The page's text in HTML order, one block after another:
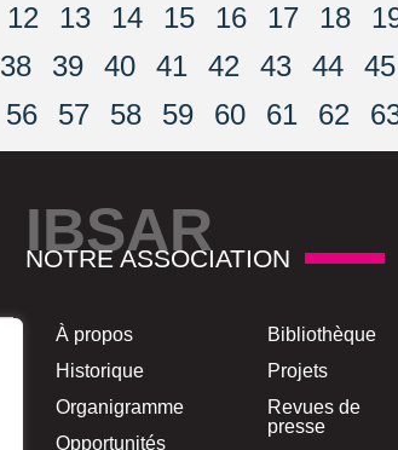
12 13 14 15 16 17 18
38 39 40 41 42 43 44 45
56
57 58 59 60 61 62
IBSAR
NOTRE ASSOCIATION
À propos
Historique
Organigramme
Opportunités
Bibliothèque
Projets
Revues de
presse